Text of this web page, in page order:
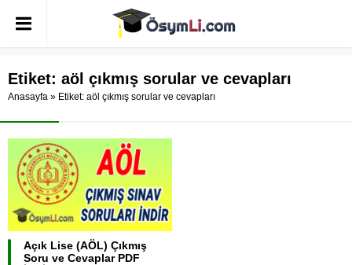
Etiket: aöl çıkmış sorular ve cevapları
Anasayfa » Etiket: aöl çıkmış sorular ve cevapları
Açık Lise (AÖL) Çıkmış
Soru ve Cevaplar PDF